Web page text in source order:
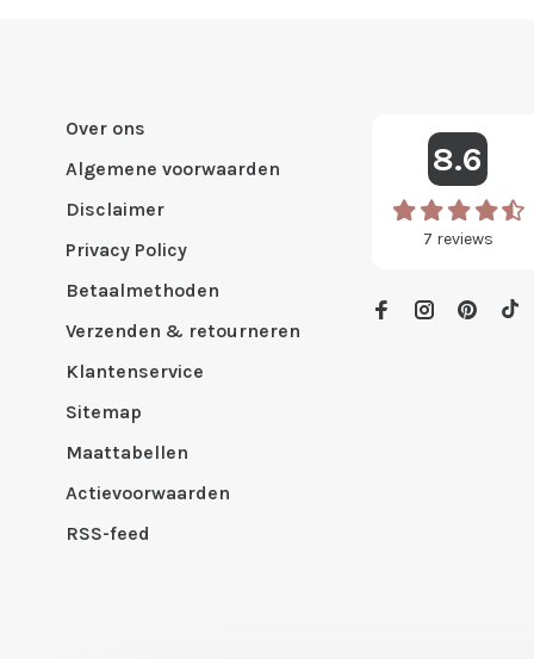
Over ons
Algemene voorwaarden
Disclaimer
Privacy Policy
Betaalmethoden
Verzenden & retourneren
Klantenservice
Sitemap
Maattabellen
Actievoorwaarden
RSS-feed
8.6
7 reviews